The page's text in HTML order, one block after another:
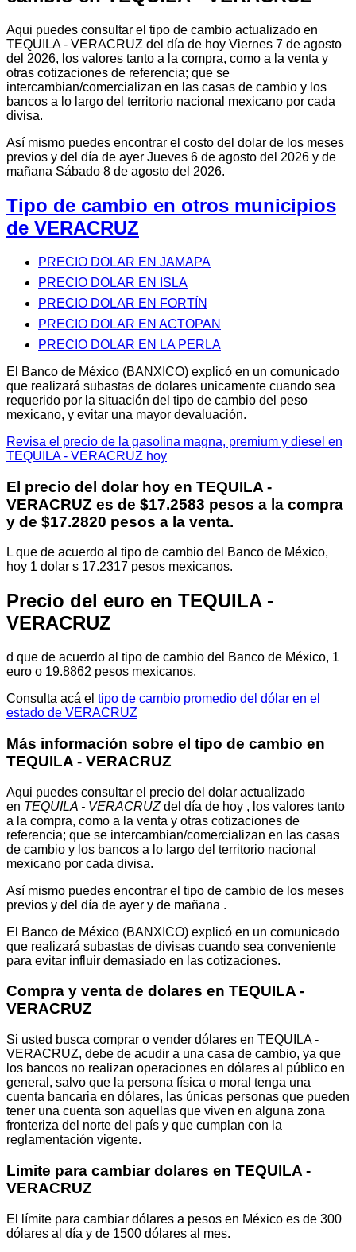
Aqui puedes consultar el tipo de cambio actualizado en
TEQUILA - VERACRUZ del día de hoy Viernes 7 de agosto
del 2026, los valores tanto a la compra, como a la venta y
otras cotizaciones de referencia; que se
intercambian/comercializan en las casas de cambio y los
bancos a lo largo del territorio nacional mexicano por cada
divisa.
Así mismo puedes encontrar el costo del dolar de los meses
previos y del día de ayer Jueves 6 de agosto del 2026 y de
mañana Sábado 8 de agosto del 2026.
Tipo de cambio en otros municipios
de VERACRUZ
PRECIO DOLAR EN JAMAPA
PRECIO DOLAR EN ISLA
PRECIO DOLAR EN FORTÍN
PRECIO DOLAR EN ACTOPAN
PRECIO DOLAR EN LA PERLA
El Banco de México (BANXICO) explicó en un comunicado
que realizará subastas de dolares unicamente cuando sea
requerido por la situación del tipo de cambio del peso
mexicano, y evitar una mayor devaluación.
Revisa el precio de la gasolina magna, premium y diesel en
TEQUILA - VERACRUZ hoy
El precio del dolar hoy en TEQUILA -
VERACRUZ es de $17.2583 pesos a la compra
y de $17.2820 pesos a la venta.
L que de acuerdo al tipo de cambio del Banco de México,
hoy 1 dolar s 17.2317 pesos mexicanos.
Precio del euro en TEQUILA -
VERACRUZ
d que de acuerdo al tipo de cambio del Banco de México, 1
euro o 19.8862 pesos mexicanos.
Consulta acá el tipo de cambio promedio del dólar en el
estado de VERACRUZ
Más información sobre el tipo de cambio en
TEQUILA - VERACRUZ
Aqui puedes consultar el precio del dolar actualizado
en TEQUILA - VERACRUZdel día de hoy , los valores tanto
a la compra, como a la venta y otras cotizaciones de
referencia; que se intercambian/comercializan en las casas
de cambio y los bancos a lo largo del territorio nacional
mexicano por cada divisa.
Así mismo puedes encontrar el tipo de cambio de los meses
previos y del día de ayer y de mañana .
El Banco de México (BANXICO) explicó en un comunicado
que realizará subastas de divisas cuando sea conveniente
para evitar influir demasiado en las cotizaciones.
Compra y venta de dolares en TEQUILA -
VERACRUZ
Si usted busca comprar o vender dólares en TEQUILA -
VERACRUZ, debe de acudir a una casa de cambio, ya que
los bancos no realizan operaciones en dólares al público en
general, salvo que la persona física o moral tenga una
cuenta bancaria en dólares, las únicas personas que pueden
tener una cuenta son aquellas que viven en alguna zona
fronteriza del norte del país y que cumplan con la
reglamentación vigente.
Limite para cambiar dolares en TEQUILA -
VERACRUZ
El límite para cambiar dólares a pesos en México es de 300
dólares al día y de 1500 dólares al mes.